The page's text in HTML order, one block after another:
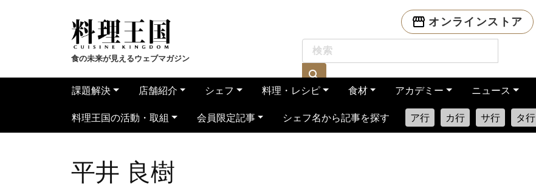
食の未来が見えるウェブマガジン
オンラインストア
課題解決 店舗紹介 シェフ 料理・レシピ 食材 アカデミー ニュース
料理王国の活動・取組 会員限定記事 シェフ名から記事を探す ア行 カ行 サ行 タ行
平井 良樹